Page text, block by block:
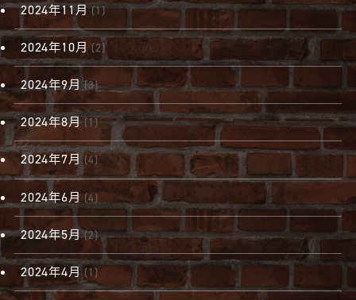
2024年11月(1)
2024年10月 (2)
2024年9月 (3)
2024年8月(1)
2024年7月(4)
2024年6月(4)
2024年5月(2)
2024年4月 (1)